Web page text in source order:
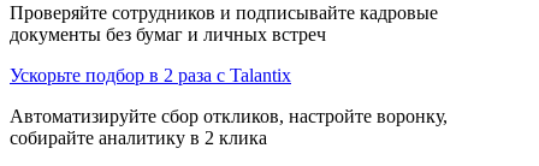
Проверяйте сотрудников и подписывайте кадровые
документы без бумаг и личных встреч
Ускорьте подбор в 2 раза с Talantix
Автоматизируйте сбор откликов, настройте воронку,
собирайте аналитику в 2 клика